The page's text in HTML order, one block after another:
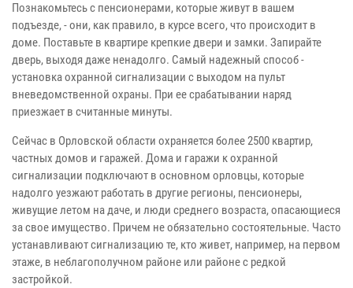
Познакомьтесь с пенсионерами, которые живут в вашем
подъезде, - они, как правило, в курсе всего, что происходит в
доме. Поставьте в квартире крепкие двери и замки. Запирайте
дверь, выходя даже ненадолго. Самый надежный способ -
установка охранной сигнализации с выходом на пульт
вневедомственной охраны. При ее срабатывании наряд
приезжает в считанные минуты.
Сейчас в Орловской области охраняется более 2500 квартир,
частных домов и гаражей. Дома и гаражи к охранной
сигнализации подключают в основном орловцы, которые
надолго уезжают работать в другие регионы, пенсионеры,
живущие летом на даче, и люди среднего возраста, опасающиеся
за свое имущество. Причем не обязательно состоятельные. Часто
устанавливают сигнализацию те, кто живет, например, на первом
этаже, в неблагополучном районе или районе с редкой
застройкой.